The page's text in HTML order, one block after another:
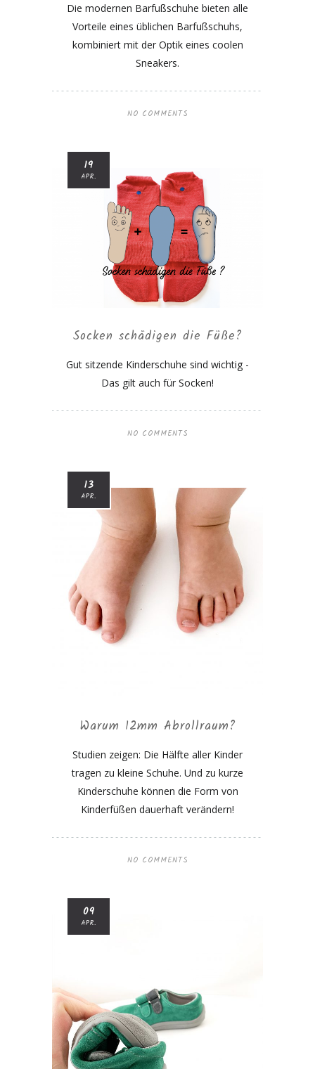
Die modernen Barfußschuhe bieten alle
Vorteile eines üblichen Barfußschuhs,
kombiniert mit der Optik eines coolen
Sneakers.
NO COMMENTS
19
APR.
Socken schädigen die Füße?
Gut sitzende Kinderschuhe sind wichtig -
Das gilt auch für Socken!
NO COMMENTS
13
APR.
Warum 12mm Abrollraum?
Studien zeigen: Die Hälfte aller Kinder
tragen zu kleine Schuhe. Und zu kurze
Kinderschuhe können die Form von
Kinderfüßen dauerhaft verändern!
NO COMMENTS
09
APR.